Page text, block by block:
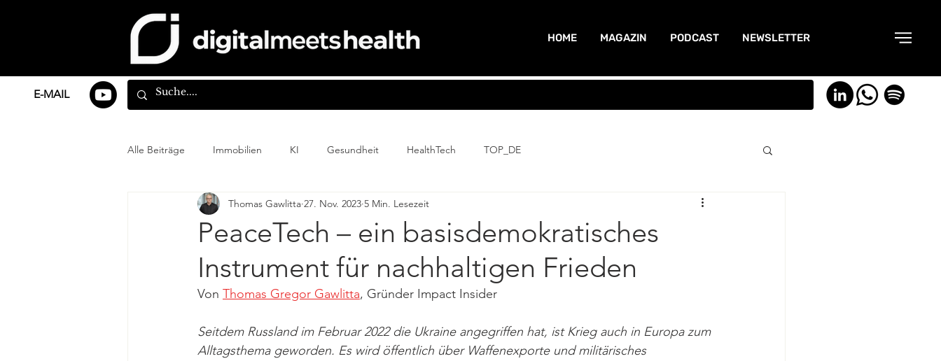
E-MAIL
HOME MAGAZIN PODCAST NEWSLETTER
Alle Beiträge Immobilien KI Gesundheit HealthTech TOP_DE
PeaceTech – ein basisdemokratisches
Instrument für nachhaltigen Frieden
Thomas Gawlitta 27. Nov. 2023 5 Min. Lesezeit
Von Thomas Gregor Gawlitta, Gründer Impact Insider
Seitdem Russland im Februar 2022 die Ukraine angegriffen hat, ist Krieg auch in Europa zum
Alltagsthema geworden. Es wird öffentlich über Waffenexporte und militärisches